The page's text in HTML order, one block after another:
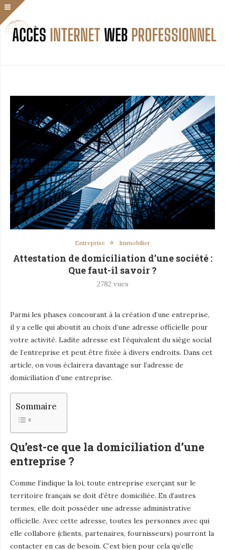
Entreprise Immobilier
Attestation de domiciliation d’une société :
Que faut-il savoir ?
2782 vues
Parmi les phases concourant à la création d’une entreprise,
il y a celle qui aboutit au choix d’une adresse officielle pour
votre activité. Ladite adresse est l’équivalent du siège social
de l’entreprise et peut être fixée à divers endroits. Dans cet
article, on vous éclairera davantage sur l’adresse de
domiciliation d’une entreprise.
Sommaire
Qu’est-ce que la domiciliation d’une
entreprise ?
Comme l’indique la loi, toute entreprise exerçant sur le
territoire français se doit d’être domiciliée. En d’autres
termes, elle doit posséder une adresse administrative
officielle. Avec cette adresse, toutes les personnes avec qui
elle collabore (clients, partenaires, fournisseurs) pourront la
contacter en cas de besoin. C’est bien pour cela qu’elle